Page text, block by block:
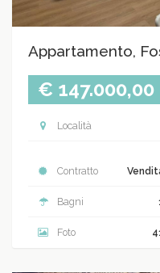
Appartamento,
€ 147.000,00
Località
Contratto
Bagni
Foto